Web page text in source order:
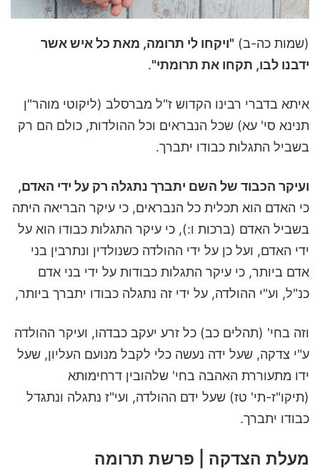
(שמות כה-ב) "ויקחו לי תרומה, מאת כל איש אשר
ידבנו לבו, תקחו את תרומתי".
איתא בדברי רבינו הקדוש ז"ל מברסלב (ליקוטי מוהר"ן
תנינא סי' עא) שכל הנבראים וכל ההולדות, כולם הם רק
בשביל התגלות כבודו יתברך.
ועיקר הכבוד של השם יתברך נתגלה רק על ידי האדם,
כי האדם הוא תכלית כל הנבראים, כי עיקר הבריאה היתה
בשביל האדם (ברכות ו:), כי עיקר התגלות כבודו הוא על
ידי האדם, ועל כן על ידי ההולדה כשנולדין ונתרבין בני
אדם ביותר, כי עיקר התגלות כבודות על ידי בני אדם
כנ"ל, וע"י ההולדה, על ידי זה נתגלה כבודו יתברך ביותר,
וזה בחי' (תהלים כב) כל זרע יעקב כבדהו, ועיקר ההולדה
ע"י צדקה, שעל ידה נעשה כלי לקבל מנועם העליון, שעל
ידו מתעוררת האהבה בחי' שלהובין דרחימותא
(תיקו"ז-תי' טז) שעל ידם ההולדה, ועי"ז נתגלה ונתגדל
כבודו יתברך.
מעלת הצדקה | פרשת תרומה